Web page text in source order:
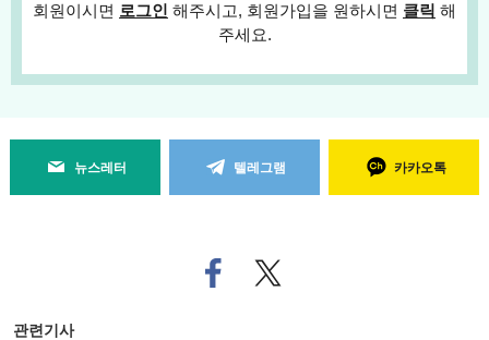
회원이시면 로그인 해주시고, 회원가입을 원하시면 클릭 해
주세요.
뉴스레터 텔레그램 카카오톡
페
이
트위
터로
관련기사